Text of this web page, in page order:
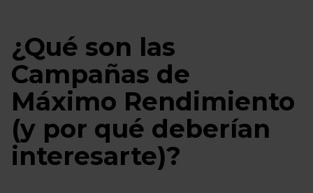
¿Qué son las
Campañas de
Máximo Rendimiento
(y por qué deberían
interesarte)?